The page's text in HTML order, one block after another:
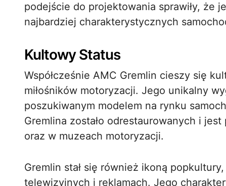
podejście do projektowania sprawiły, że
najbardziej charakterystycznych
Kultowy Status
Współcześnie AMC Gremlin cieszy się
miłośników motoryzacji. Jego unikalny
poszukiwanym modelem na rynku
Gremlina zostało odrestaurowanych i
oraz w muzeach motoryzacji.
Gremlin stał się również ikoną
telewizyjnych i reklamach. Jego